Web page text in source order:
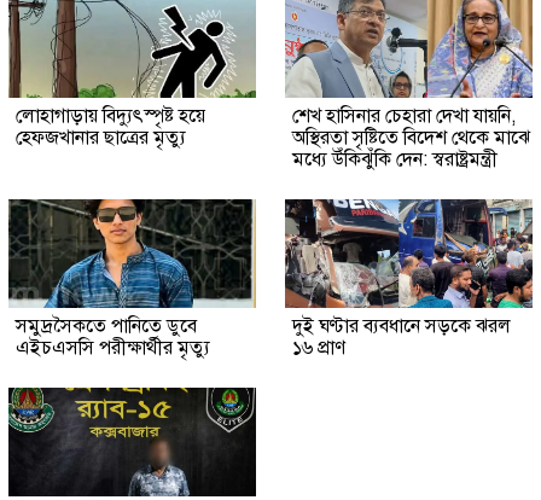
লোহাগাড়ায় বিদ্যুৎস্পৃষ্ট হয়ে
হেফজখানার ছাত্রের মৃত্যু
শেখ হাসিনার চেহারা দেখা যায়নি,
অস্থিরতা সৃষ্টিতে বিদেশ থেকে মাঝে
মধ্যে উঁকিঝুঁকি দেন: স্বরাষ্ট্রমন্ত্রী
সমুদ্রসৈকতে পানিতে ডুবে
এইচএসসি পরীক্ষার্থীর মৃত্যু
দুই ঘণ্টার ব্যবধানে সড়কে ঝরল
১৬ প্রাণ